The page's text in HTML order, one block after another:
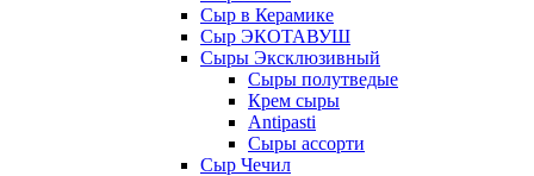
Сыр в Керамике
Сыр ЭКОТАВУШ
Сыры Эксклюзивный
Сыры полутведые
Крем сыры
Antipasti
Сыры ассорти
Сыр Чечил